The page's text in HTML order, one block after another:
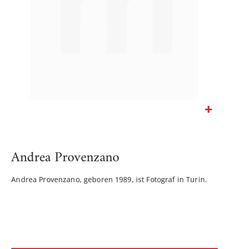
Bildgalerie
Andrea Provenzano
Andrea Provenzano, geboren 1989, ist Fotograf in Turin.